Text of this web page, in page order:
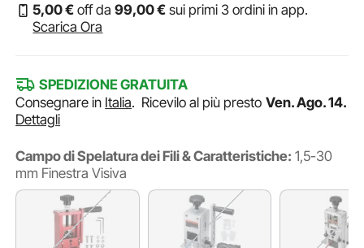
5,00€ off da99,00€ sui primi 3 ordini in app.
Scarica Ora
SPEDIZIONE GRATUITA
Consegnare in Italia. Ricevilo al più presto Ven. Ago. 14.
Dettagli
Campo di Spelatura dei Fili & Caratteristiche: 1,5-30
mm Finestra Visiva